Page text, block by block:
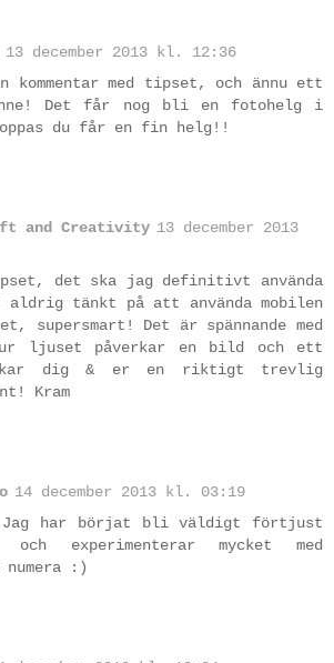
13 december 2013 kl. 12:36
kommentar med tipset, och ännu ett
Det får nog bli en fotohelg i
du får en fin helg!!
and Creativity 13 december 2013
det ska jag definitivt använda
aldrig tänkt på att använda mobilen
supersmart! Det är spännande med
ljuset påverkar en bild och ett
dig & er en riktigt trevlig
Kram
14 december 2013 kl. 03:19
har börjat bli väldigt förtjust
experimenterar mycket med
:)